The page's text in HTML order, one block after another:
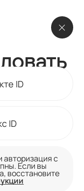
ID
ID
авторизация с
Если вы
восстановите